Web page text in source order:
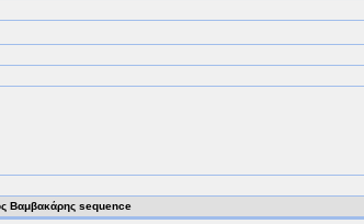
Βαμβακάρης sequence